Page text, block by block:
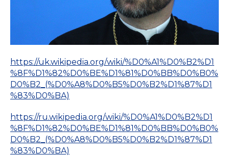
https://uk.wikipedia.org/wiki/%D0%A1%D0%B2%D1
%8F%D1%82%D0%BE%D1%81%D0%BB%D0%B0%
D0%B2_(%D0%A8%D0%B5%D0%B2%D1%87%D1
%83%D0%BA)
https://ru.wikipedia.org/wiki/%D0%A1%D0%B2%D1
%8F%D1%82%D0%BE%D1%81%D0%BB%D0%B0%
D0%B2_(%D0%A8%D0%B5%D0%B2%D1%87%D1
%83%D0%BA)